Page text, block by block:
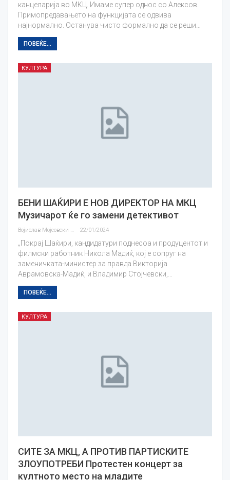
канцеларија во МКЦ. Имаме супер однос со Алексов.
Примопредавањето на функцијата се одвива
најнормално. Останува чисто формално да се реши…
ПОВЕЌЕ...
КУЛТУРА
БЕНИ ШАЌИРИ Е НОВ ДИРЕКТОР НА МКЦ
Музичарот ќе го замени детективот
Војислав Мојсовски 22/01/2024
„Покрај Шаќири, кандидатури поднесоа и продуцентот и
филмски работник Никола Мадиќ, кој е сопруг на
заменичката-министер за правда Викторија
Аврамовска-Мадиќ, и Владимир Стојчевски,…
ПОВЕЌЕ...
КУЛТУРА
СИТЕ ЗА МКЦ, А ПРОТИВ ПАРТИСКИТЕ
ЗЛОУПОТРЕБИ Протестен концерт за
култното место на младите